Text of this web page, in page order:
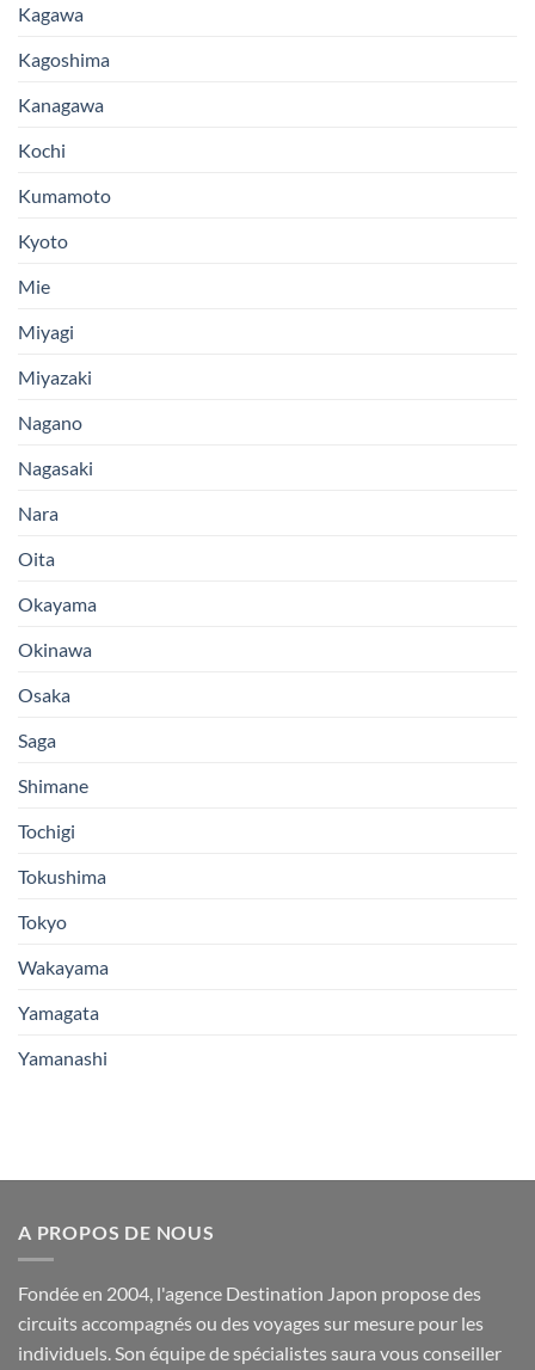
Kagawa
Kagoshima
Kanagawa
Kochi
Kumamoto
Kyoto
Mie
Miyagi
Miyazaki
Nagano
Nagasaki
Nara
Oita
Okayama
Okinawa
Osaka
Saga
Shimane
Tochigi
Tokushima
Tokyo
Wakayama
Yamagata
Yamanashi
A PROPOS DE NOUS
Fondée en 2004, l'agence Destination Japon propose des
circuits accompagnés ou des voyages sur mesure pour les
individuels. Son équipe de spécialistes saura vous conseiller